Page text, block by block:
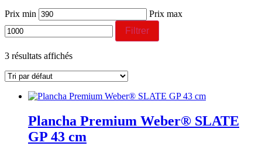
Prix min
Prix max
Filtrer
3 résultats affichés
Plancha Premium Weber® SLATE
GP 43 cm